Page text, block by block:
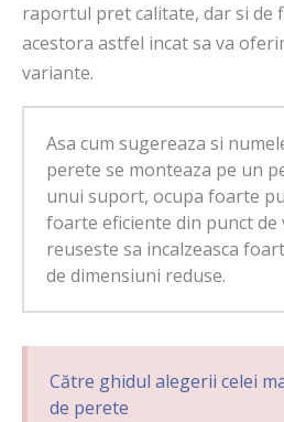
raportul pret calitate, dar si de
acestora astfel incat sa va
variante.
Asa cum sugereaza si
perete se monteaza pe un
unui suport, ocupa foarte
foarte eficiente din punct de
reuseste sa incalzeasca
de dimensiuni reduse.
Către ghidul alegerii celei
de perete